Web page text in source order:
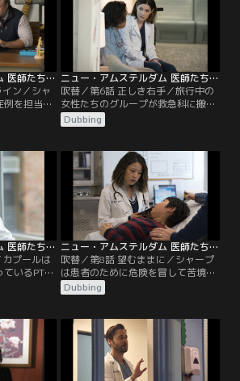
ニュー・アムステルダム 医師たちのカルテ シーズン2 第05話／吹替
ン／シャ
例を担当。
れるよう
一方、イ
る。
ニュー・アムステルダム 医師たちのカルテ シーズン2 第06話／吹替
吹替／第6話 正しき右手／旅行中の
女性たちのグループが救急科に搬送
され、マックスは患者の1人を危険
にさらす厄介な情報を知る。一方、
悪い姉妹の関係を修復する。
Dubbing
ニュー・アムステルダム 医師たちのカルテ シーズン2 第07話／吹替
プールは
いるPTSD
加させる
乱を引き
関する秘
会は問題
ニュー・アムステルダム 医師たちのカルテ シーズン2 第08話／吹替
吹替／第8話 望むままに／シャープ
は患者のために危険を冒して苦境に
立たされる。一方、マックスの悲し
みは頂点に達し、ブルームは回復の
Dubbing